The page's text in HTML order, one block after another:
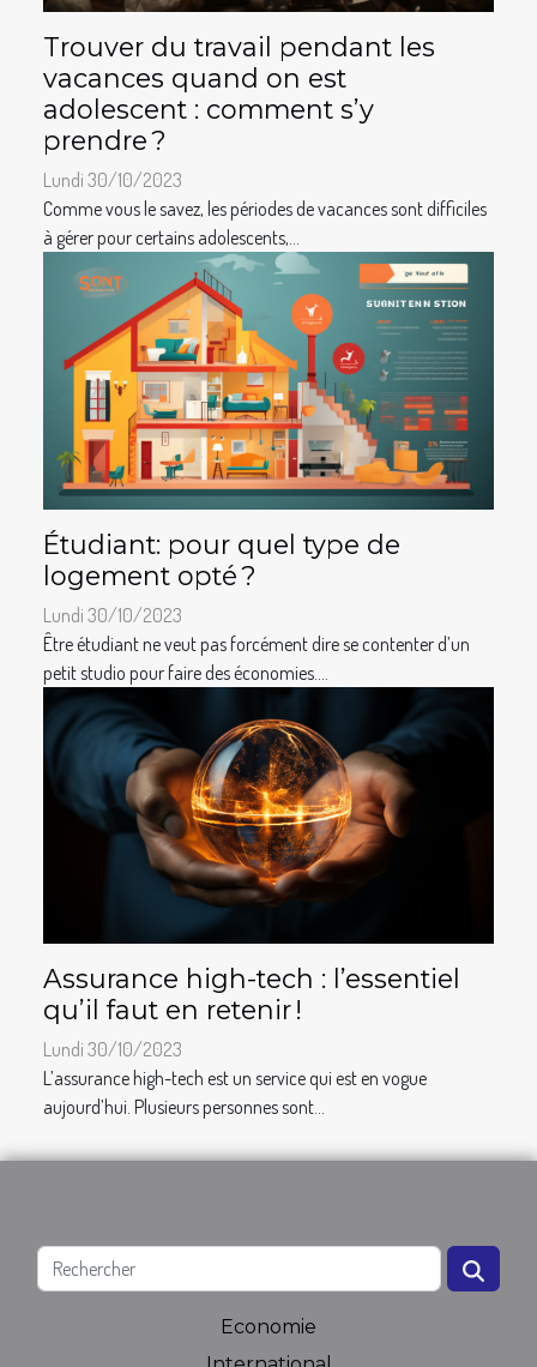
Trouver du travail pendant les
vacances quand on est
adolescent : comment s’y
prendre ?
Lundi 30/10/2023
Comme vous le savez, les périodes de vacances sont difficiles
à gérer pour certains adolescents,...
Étudiant: pour quel type de
logement opté ?
Lundi 30/10/2023
Être étudiant ne veut pas forcément dire se contenter d’un
petit studio pour faire des économies....
Assurance high-tech : l’essentiel
qu’il faut en retenir !
Lundi 30/10/2023
L’assurance high-tech est un service qui est en vogue
aujourd’hui. Plusieurs personnes sont...
Economie